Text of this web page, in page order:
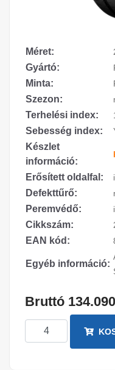
Méret:
Gyártó:
Minta:
Szezon:
Terhelési index:
Sebesség index:
Készlet
információ:
Erősített oldalfal:
Defekttűrő:
Peremvédő:
Cikkszám:
EAN kód:
Egyéb információ:
Bruttó